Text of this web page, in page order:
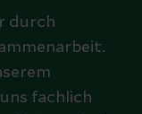
durch
fachlich